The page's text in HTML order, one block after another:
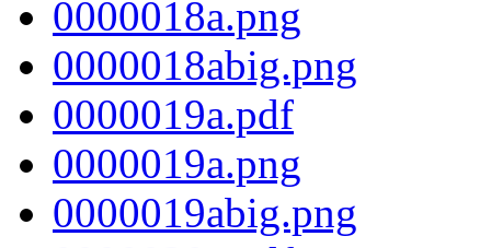
0000018a.png
0000018abig.png
0000019a.pdf
0000019a.png
0000019abig.png